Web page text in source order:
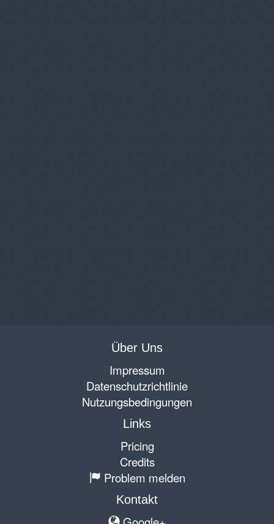
Über Uns
Impressum
Datenschutzrichtlinie
Nutzungsbedingungen
Links
Pricing
Credits
Problem melden
Kontakt